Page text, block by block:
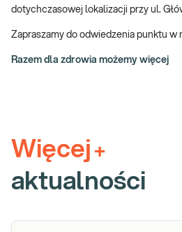
dotychczasowej lokalizacji przy ul.
Zapraszamy do odwiedzenia punktu w
Razem dla zdrowia możemy więcej
Więcej +
aktualności